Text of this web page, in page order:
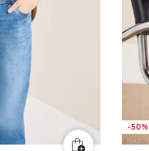
-50%